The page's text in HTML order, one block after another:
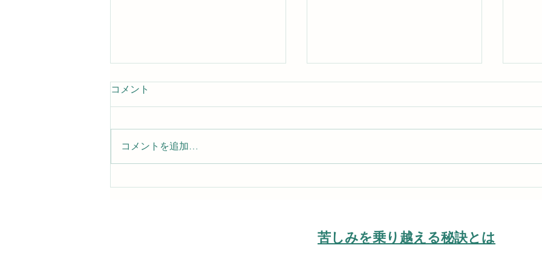
基本的真理にしがみつくので
常に上を向いて歩んで下さ
最
コメント
コメントを追加…
​苦しみを乗り越える秘訣とは